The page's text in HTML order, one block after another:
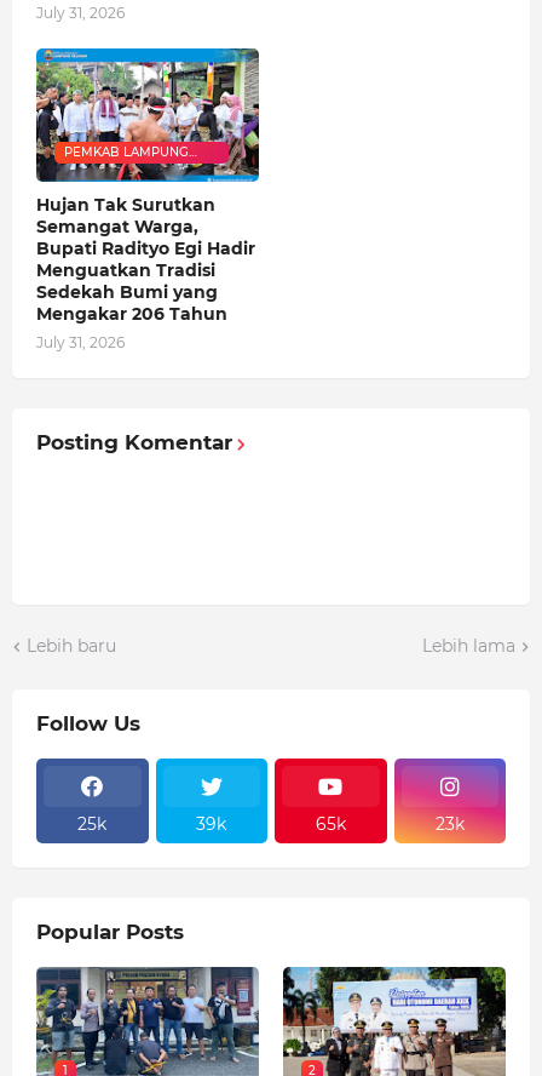
July 31, 2026
PEMKAB LAMPUNG
SELATAN
Hujan Tak Surutkan
Semangat Warga,
Bupati Radityo Egi Hadir
Menguatkan Tradisi
Sedekah Bumi yang
Mengakar 206 Tahun
July 31, 2026
Posting Komentar
Lebih baru Lebih lama
Follow Us
25k 39k 65k 23k
Popular Posts
1 2